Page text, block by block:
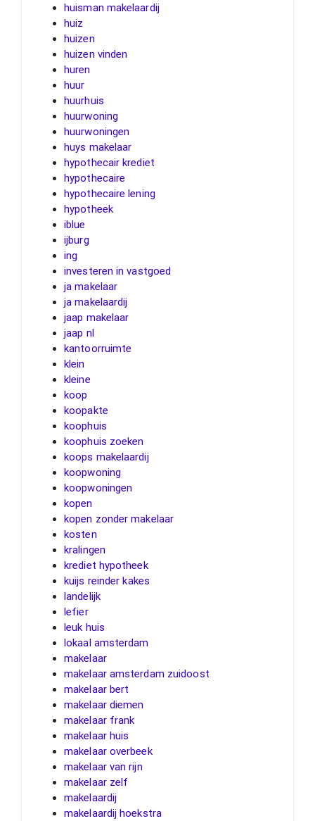
huisman makelaardij
huiz
huizen
huizen vinden
huren
huur
huurhuis
huurwoning
huurwoningen
huys makelaar
hypothecair krediet
hypothecaire
hypothecaire lening
hypotheek
iblue
ijburg
ing
investeren in vastgoed
ja makelaar
ja makelaardij
jaap makelaar
jaap nl
kantoorruimte
klein
kleine
koop
koopakte
koophuis
koophuis zoeken
koops makelaardij
koopwoning
koopwoningen
kopen
kopen zonder makelaar
kosten
kralingen
krediet hypotheek
kuijs reinder kakes
landelijk
lefier
leuk huis
lokaal amsterdam
makelaar
makelaar amsterdam zuidoost
makelaar bert
makelaar diemen
makelaar frank
makelaar huis
makelaar overbeek
makelaar van rijn
makelaar zelf
makelaardij
makelaardij hoekstra